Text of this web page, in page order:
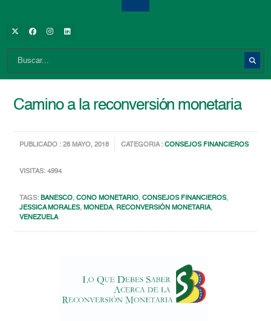
Camino a la reconversión monetaria
PUBLICADO : 28 MAYO, 2018 CATEGORIA :CONSEJOS FINANCIEROS
VISITAS: 4994
TAGS:BANESCO,CONO MONETARIO,CONSEJOS FINANCIEROS,
JESSICA MORALES,MONEDA, RECONVERSIÓN MONETARIA,
VENEZUELA